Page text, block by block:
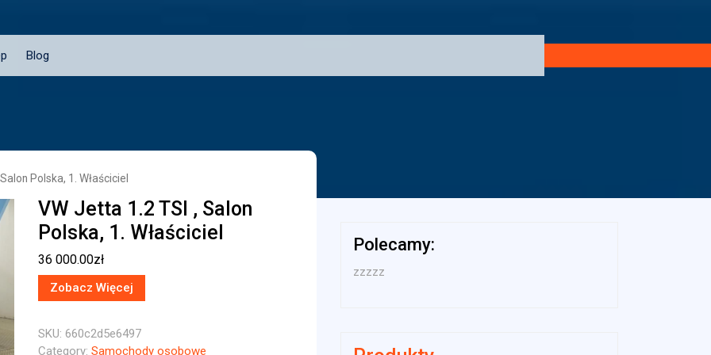
Blog
Polska, 1. Właściciel
VW Jetta 1.2 TSI , Salon
Polska, 1. Właściciel
36 000.00zł
Zobacz Więcej
SKU: 660c2d5e6497
Category: Samochody osobowe
Polecamy:
zzzzz